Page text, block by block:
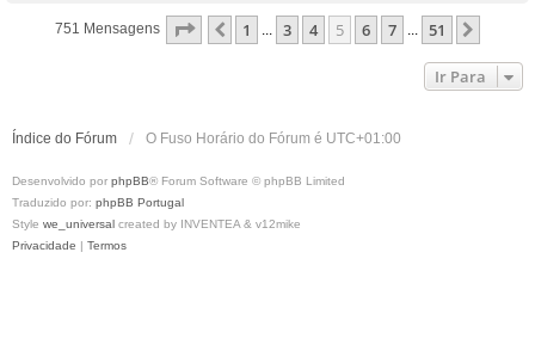
751 Mensagens Página De51
Anterior
1 ... 3 4 5 6 7 ... 51
Ir Para
Índice do Fórum O Fuso Horário do Fórum é UTC+01:00
Desenvolvido por phpBB® Forum Software © phpBB Limited
Traduzido por: phpBB Portugal
Style we_universal created by INVENTEA & v12mike
Privacidade | Termos